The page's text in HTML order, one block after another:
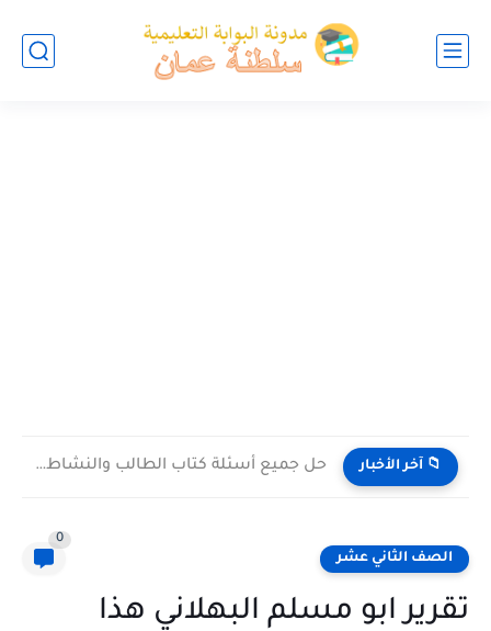
📁 آخر الأخبار حل جميع أسئلة كتاب الطالب والنشاط في الاحياء للصف العاشر...
الصف الثاني عشر
0
تقرير ابو مسلم البهلاني هذا